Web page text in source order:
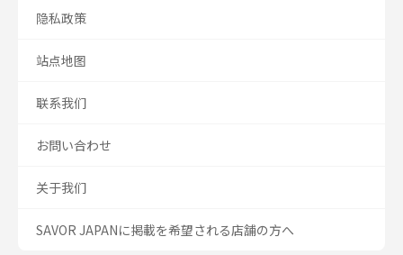
隐私政策
站点地图
联系我们
お問い合わせ
关于我们
SAVOR JAPANに掲載を希望される店舗の方へ